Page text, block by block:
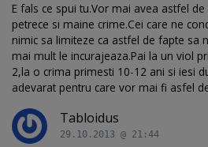
E fals ce spui tu.Vor mai avea astfel
petrece si maine crime.Cei care ne
nimic sa limiteze ca astfel de fapte sa
mai mult le incurajeaza.Pai la un viol
2,la o crima primesti 10-12 ani si iesi
adevarat pentru care vor mai fi asfel
Tabloidus
29.10.2013 @ 21:44